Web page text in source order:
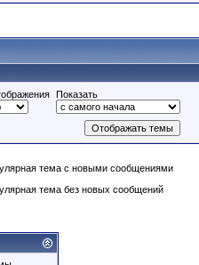
Показать
тема с новыми сообщениями
тема без новых сообщений